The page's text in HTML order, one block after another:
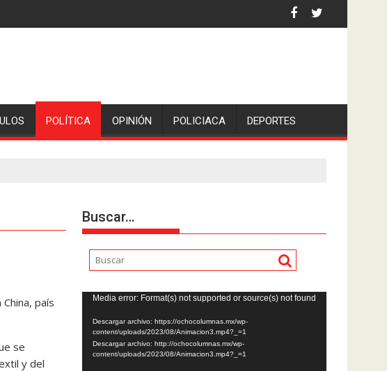
asesinos de la comunicadora Avisack Douglas.
POLÍTICA OPINIÓN POLICIACA DEPORTES
país
se
y del
Buscar…
Reproductor
de
vídeo
Media error: Format(s) not supported or source(s) not found
Descargar archivo: https://ochocolumnas.mx/wp-
content/uploads/2023/08/Animacion3.mp4?_=1
Descargar archivo: http://ochocolumnas.mx/wp-
content/uploads/2023/08/Animacion3.mp4?_=1